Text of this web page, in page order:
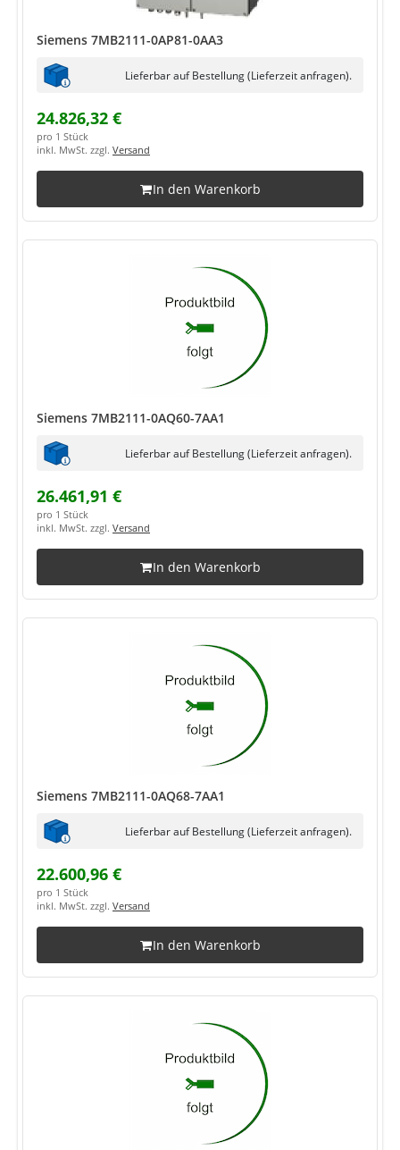
Siemens 7MB2111-0AP81-0AA3
Lieferbar auf Bestellung (Lieferzeit anfragen).
24.826,32 €
pro 1 Stück
inkl. MwSt. zzgl. Versand
In den Warenkorb
Siemens 7MB2111-0AQ60-7AA1
Lieferbar auf Bestellung (Lieferzeit anfragen).
26.461,91 €
pro 1 Stück
inkl. MwSt. zzgl. Versand
In den Warenkorb
Siemens 7MB2111-0AQ68-7AA1
Lieferbar auf Bestellung (Lieferzeit anfragen).
22.600,96 €
pro 1 Stück
inkl. MwSt. zzgl. Versand
In den Warenkorb